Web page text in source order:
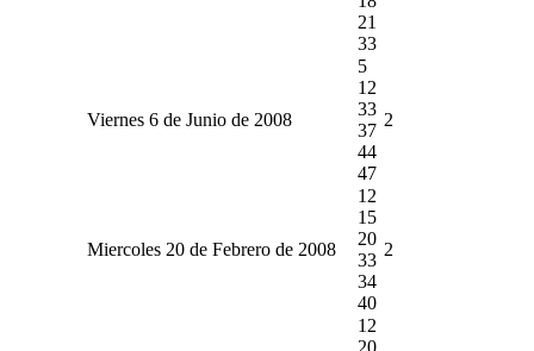
21
33
Viernes 6 de Junio de 2008
5
12
33
37
44
47
2
Miercoles 20 de Febrero de 2008
12
15
20
33
34
40
2
12
20